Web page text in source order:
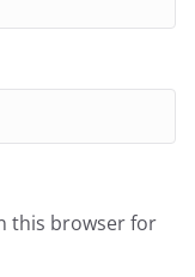
this browser for